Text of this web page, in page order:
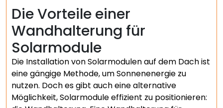
Die Vorteile einer
Wandhalterung für
Solarmodule
Die Installation von Solarmodulen auf dem Dach ist
eine gängige Methode, um Sonnenenergie zu
nutzen. Doch es gibt auch eine alternative
Möglichkeit, Solarmodule effizient zu positionieren: